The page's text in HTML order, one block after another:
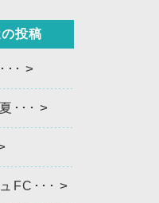
投稿
･･
･･･
FC･･･